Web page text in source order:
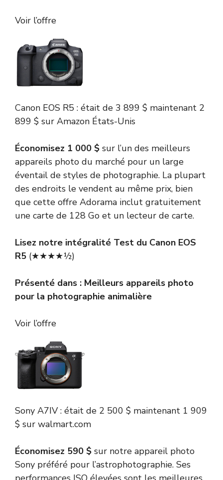
Voir l’offre
Canon EOS R5 : était de 3 899 $ maintenant 2
899 $ sur Amazon États-Unis
Économisez 1 000 $ sur l’un des meilleurs
appareils photo du marché pour un large
éventail de styles de photographie. La plupart
des endroits le vendent au même prix, bien
que cette offre Adorama inclut gratuitement
une carte de 128 Go et un lecteur de carte.
Lisez notre intégralité Test du Canon EOS
R5 (★★★★½)
Présenté dans : Meilleurs appareils photo
pour la photographie animalière
Voir l’offre
Sony A7IV : était de 2 500 $ maintenant 1 909
$ sur walmart.com
Économisez 590 $ sur notre appareil photo
Sony préféré pour l’astrophotographie. Ses